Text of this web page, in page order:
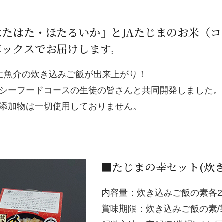
はた・ほたるいか』とJAたじまのお米（
クスでお届けします。
介の炊き込みご飯が出来上がり！
ーフードコースの生徒の皆さんと共同開発しました。
加物は一切使用しておりません。
■たじまの幸セット(炊
内容量：炊き込みご飯の素各
賞味期限：炊き込みご飯の素